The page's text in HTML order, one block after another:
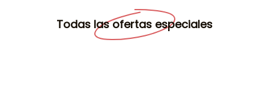
Todas las ofertas especiales